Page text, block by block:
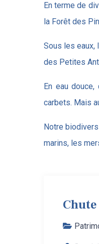
En terme de
la Forêt des
Sous les eaux,
des Petites
En eau
carbets. Mais
Notre
marins, les